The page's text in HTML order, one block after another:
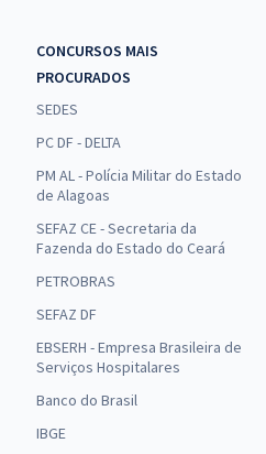
CONCURSOS MAIS
PROCURADOS
SEDES
PC DF - DELTA
PM AL - Polícia Militar do Estado
de Alagoas
SEFAZ CE - Secretaria da
Fazenda do Estado do Ceará
PETROBRAS
SEFAZ DF
EBSERH - Empresa Brasileira de
Serviços Hospitalares
Banco do Brasil
IBGE